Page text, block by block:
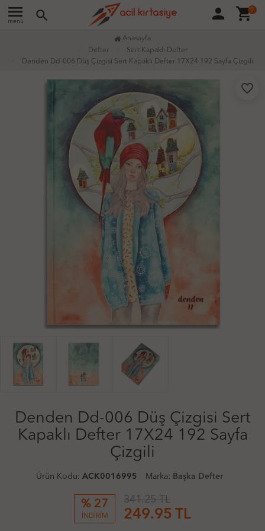
menu
menü search person shopping_cart
0
Anasayfa
Defter
Sert Kapaklı Defter
Denden Dd-006 Düş Çizgisi Sert Kapaklı Defter 17X24 192 Sayfa Çizgili
favorite_border
Denden Dd-006 Düş Çizgisi Sert
Kapaklı Defter 17X24 192 Sayfa
Çizgili
Ürün Kodu: ACK0016995 Marka: Başka Defter
% 27
İNDİRİM
341.25 TL
249.95 TL